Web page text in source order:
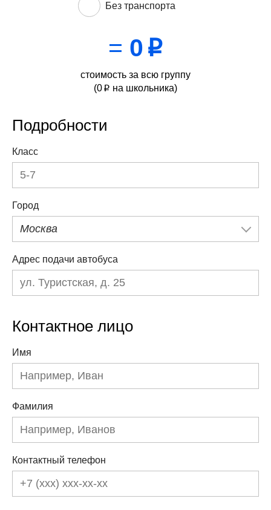
Без транспорта
= 0 p
стоимость за всю группу
(0 p на школьника)
Подробности
Класс
Город
Москва
Адрес подачи автобуса
Контактное лицо
Имя
Фамилия
Контактный телефон